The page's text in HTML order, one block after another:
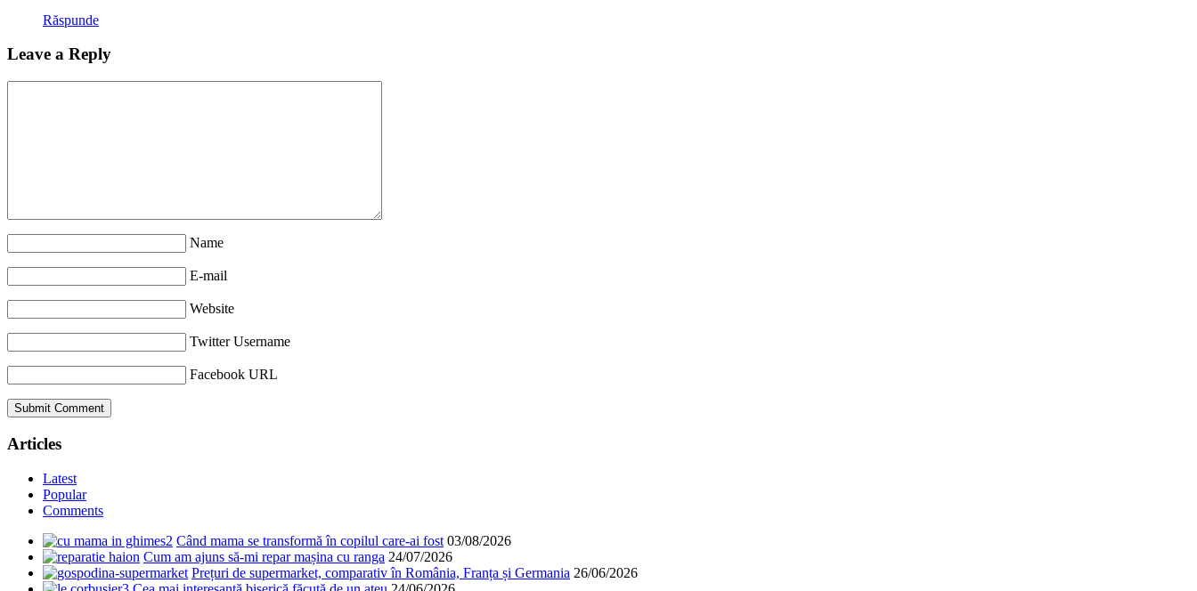
Răspunde
Leave a Reply
Name
E-mail
Website
Twitter Username
Facebook URL
Articles
Latest
Popular
Comments
Când mama se transformă în copilul care-ai fost 03/08/2026
Cum am ajuns să-mi repar mașina cu ranga 24/07/2026
Prețuri de supermarket, comparativ în România, Franța și Germania 26/06/2026